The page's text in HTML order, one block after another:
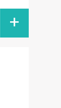
+